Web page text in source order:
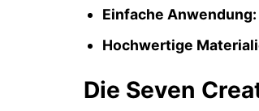
Einfache Anwendung:
Hochwertige
Die Seven